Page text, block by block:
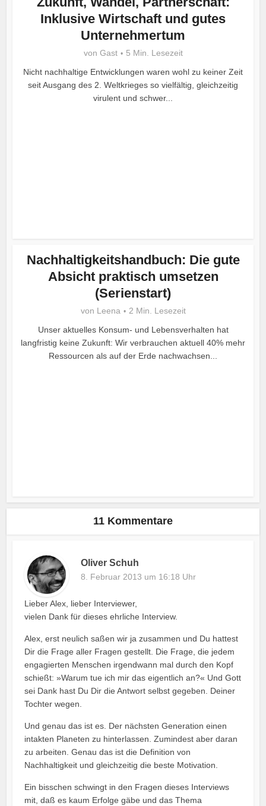
Inklusive Wirtschaft und gutes
Unternehmertum
von Gast
5 Min. Lesezeit
Nicht nachhaltige Entwicklungen waren wohl zu keiner Zeit
seit Ausgang des 2. Weltkrieges so vielfältig, gleichzeitig
virulent und schwer...
Nachhaltigkeitshandbuch: Die gute
Absicht praktisch umsetzen
(Serienstart)
von Leena
2 Min. Lesezeit
Unser aktuelles Konsum- und Lebensverhalten hat
langfristig keine Zukunft: Wir verbrauchen aktuell 40% mehr
Ressourcen als auf der Erde nachwachsen...
11 Kommentare
Oliver Schuh
8. Februar 2013 um 16:18 Uhr
Lieber Alex, lieber Interviewer,
vielen Dank für dieses ehrliche Interview.
Alex, erst neulich saßen wir ja zusammen und Du hattest
Dir die Frage aller Fragen gestellt. Die Frage, die jedem
engagierten Menschen irgendwann mal durch den Kopf
schießt: »Warum tue ich mir das eigentlich an?« Und Gott
sei Dank hast Du Dir die Antwort selbst gegeben. Deiner
Tochter wegen.
Und genau das ist es. Der nächsten Generation einen
intakten Planeten zu hinterlassen. Zumindest aber daran
zu arbeiten. Genau das ist die Definition von
Nachhaltigkeit und gleichzeitig die beste Motivation.
Ein bisschen schwingt in den Fragen dieses Interviews
mit, daß es kaum Erfolge gäbe und das Thema